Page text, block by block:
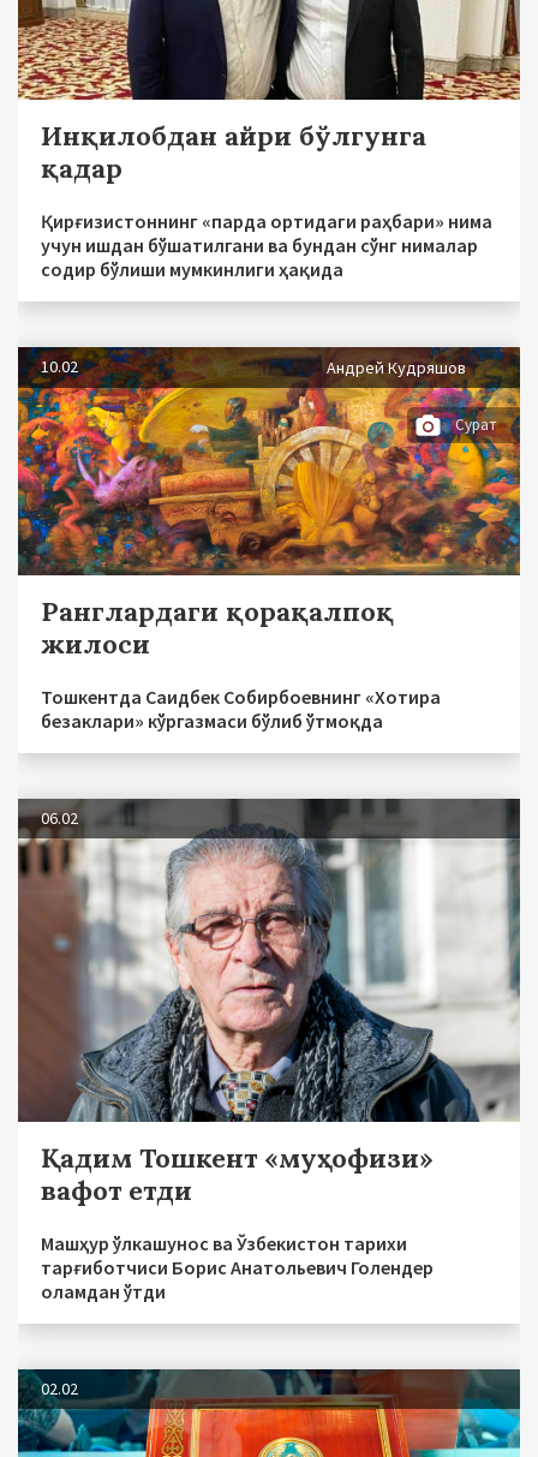
Инқилобдан айри бўлгунга
қадар
Қирғизистоннинг «парда ортидаги раҳбари» нима
учун ишдан бўшатилгани ва бундан сўнг нималар
содир бўлиши мумкинлиги ҳақида
10.02 Андрей Кудряшов
Сурат
Ранглардаги қорақалпоқ
жилоси
Тошкентда Саидбек Собирбоевнинг «Хотира
безаклари» кўргазмаси бўлиб ўтмоқда
06.02
Қадим Тошкент «муҳофизи»
вафот етди
Машҳур ўлкашунос ва Ўзбекистон тарихи
тарғиботчиси Борис Анатольевич Голендер
оламдан ўтди
02.02